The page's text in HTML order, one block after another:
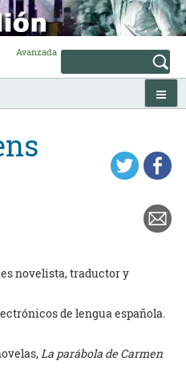
Avanzada
novelista, traductor y
de lengua española.
La parábola de Carmen